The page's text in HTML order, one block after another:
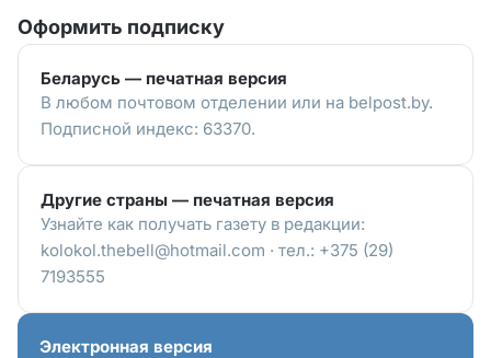
Оформить подписку
Беларусь — печатная версия
В любом почтовом отделении или на belpost.by.
Подписной индекс: 63370.
Другие страны — печатная версия
Узнайте как получать газету в редакции:
kolokol.thebell@hotmail.com · тел.: +375 (29)
7193555
Электронная версия